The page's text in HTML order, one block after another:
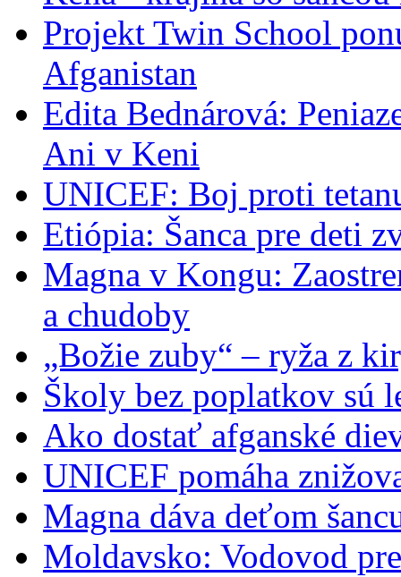
Projekt Twin School
Afganistan
Edita Bednárová:
Ani v Keni
UNICEF: Boj proti
Etiópia: Šanca pre deti
Magna v Kongu:
a chudoby
„Božie zuby“ – ryža z
Školy bez poplatkov sú
Ako dostať afganské
UNICEF pomáha
Magna dáva deťom
Moldavsko: Vodovod